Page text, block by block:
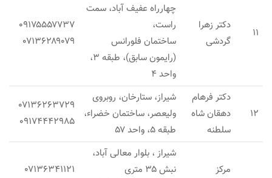
۱۱
دکتر زهرا
گردشی
چهارراه عفیف آباد، سمت
راست،
ساختمان فلورانس
(رایمون سابق)، طبقه ۳،
واحد ۴
۰۹۱۷۵۵۵۷۷۳۷
۰۷۱۳۶۲۸۹۰۷۹
۱۲
دکتر فرهام
دهقان شاه
سلطنه
شیراز، ستارخان، روبروی
ولیعصر، ساختمان خضراء،
طبقه ۵، واحد ۵۷
۰۷۱۳۶۲۶۳۷۲۹
۰۹۱۷۴۴۴۲۹۸۵
مرکز
شیراز ، بلوار معالی آباد،
نبش ۳۵ متری
۰۷۱۳۶۳۴۱۱۲۱